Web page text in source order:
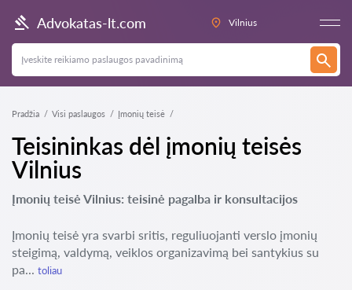
Advokatas-lt.com Vilnius
Pradžia Visi paslaugos Įmonių teisė
Teisininkas dėl įmonių teisės
Vilnius
Įmonių teisė Vilnius: teisinė pagalba ir konsultacijos
Įmonių teisė yra svarbi sritis, reguliuojanti verslo įmonių
steigimą, valdymą, veiklos organizavimą bei santykius su
pa... toliau